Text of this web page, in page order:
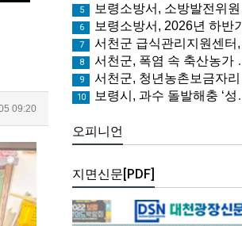
09:20
5 보령소방서, 소방발전위원회 영상제작용 카메라 기탁으로 영상 홍보 역량 강화
6 보령소방서, 2026년 하반기 소방발전위원회 정기회의 개최
7 서천군 급식관리지원센터, 아동·청소년 ‘튼튼 건강 교실’ 운영
8 서천군, 폭염 속 축산농가 피해 예방 총력
9 서천군, 청년농촌보금자리 임대주택 4세대 입주자 모집
10 보령시, 과수 돌발해충 ‘성충기’ 확산 방지... 방제약제 배부
오피니언
지면신문[PDF]